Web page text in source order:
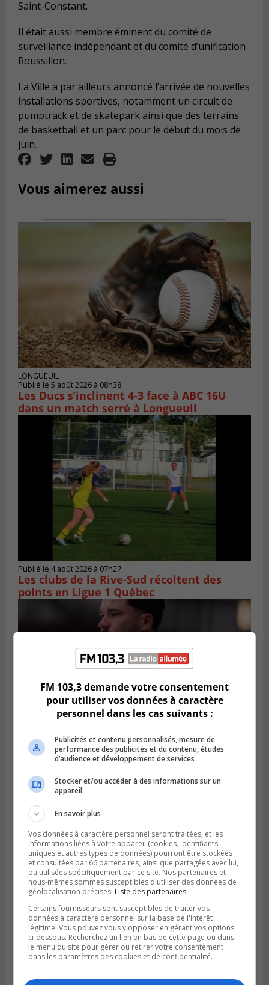
Saint-Constant.
Il était aussi membre éminent du comité de
surveillance indépendant et du comité d’unification
Roussillon.
La Ville a par ailleurs annoncé l’arrivée de nouvelles
installations sportives, notamment un circuit de
pumptrack et de skatepark ainsi que des terrains
de basketball et un parc pour le début du mois de
juin.
Vous aimerez aussi
LONGUEUIL
Publié le 5 août 2026 à 08h38
Les Ducs s’inclinent 4‑3 face à ABC 16U
dans un match serré à Longueuil
Publié le 4 août 2026 à 07h27
Les clubs de la Rive-Sud récoltent des
points en Ligue 1 Québec
SAINT-CATHERINE
Publié le 3 août 2026 à 13h52
rejoint la LHJMQ
BROSSARD
Publié le 3 août 2026 à 06h23
Le soccer à l’honneur au Tournoi
international de Brossard
FM 103,3 demande votre consentement
pour utiliser vos données à caractère
personnel dans les cas suivants :
Publicités et contenu personnalisés, mesure de
performance des publicités et du contenu, études
d’audience et développement de services
Stocker et/ou accéder à des informations sur un
appareil
En savoir plus
Vos données à caractère personnel seront traitées, et les
informations liées à votre appareil (cookies, identifiants
uniques et autres types de données) pourront être stockées
et consultées par 66 partenaires, ainsi que partagées avec lui,
ou utilisées spécifiquement par ce site. Nos partenaires et
nous-mêmes sommes susceptibles d'utiliser des données de
géolocalisation précises. Liste des partenaires.
Certains fournisseurs sont susceptibles de traiter vos
données à caractère personnel sur la base de l'intérêt
légitime. Vous pouvez vous y opposer en gérant vos options
ci-dessous. Recherchez un lien en bas de cette page ou dans
le menu du site pour gérer ou retirer votre consentement
dans les paramètres des cookies et de confidentialité.